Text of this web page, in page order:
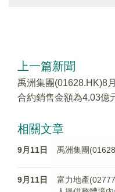
上一篇新聞
禹洲集團(01628.HK)8月
合約銷售金額為4.03億
相關文章
9月11日 禹洲集團
9月11日
富力地產